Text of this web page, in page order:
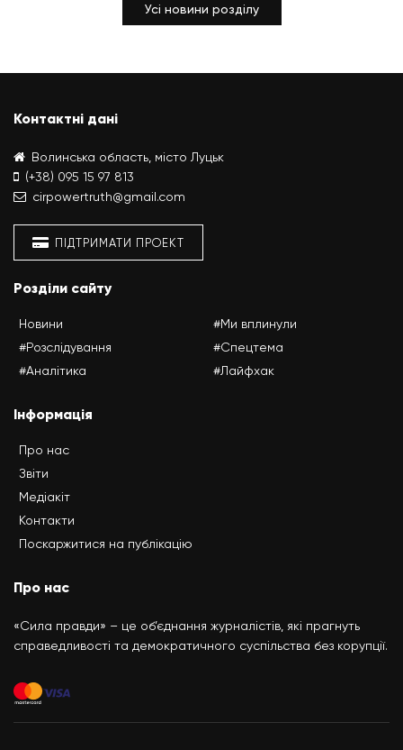
Усі новини розділу
Контактні дані
Волинська область, місто Луцьк
(+38) 095 15 97 813
cirpowertruth@gmail.com
ПІДТРИМАТИ ПРОЕКТ
Розділи сайту
Новини
#Розслідування
#Аналітика
#Ми вплинули
#Спецтема
#Лайфхак
Інформація
Про нас
Звіти
Медіакіт
Контакти
Поскаржитися на публікацію
Про нас
«Сила правди» – це об’єднання журналістів, які прагнуть
справедливості та демократичного суспільства без корупції.